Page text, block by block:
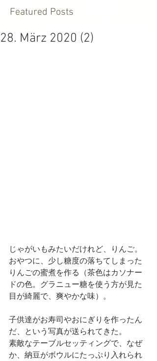
Featured Posts
28. März 2020 (2)
じゃがいもみたいだけれど、りんご。
おやつに、少し糖度の落ちてしまった
りんごの蜜煮を作る（茶色はカソナー
ドの色。グラニュー糖を使う方が見た
目が綺麗で、爽やかな味）。
子供達がお寿司やおにぎりを作ったん
だ、という写真が送られてきた。
素敵なテーブルセッティングで、なぜ
か、納豆がボウルにたっぷり入れられ